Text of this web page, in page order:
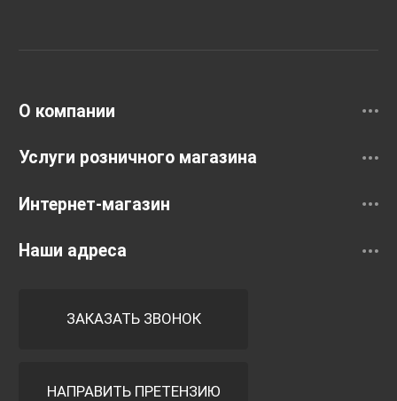
О компании
Услуги розничного магазина
Интернет-магазин
Наши адреса
ЗАКАЗАТЬ ЗВОНОК
НАПРАВИТЬ ПРЕТЕНЗИЮ